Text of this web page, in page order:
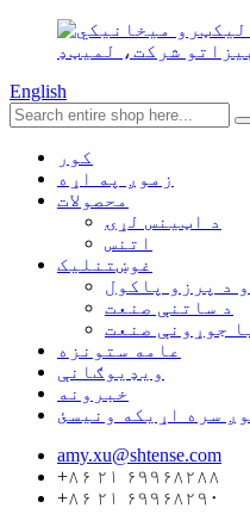
English
کور
زموږ په اړه
محصولات
د اټینس لړۍ
اتنس
غوښتنلیک
د پرزو پاکول
د ساتنې صنعت
جوړونې صنعت
عامه ستونزه
ویډیوګانې
خبرونه
سره اړیکه ونیسئ
amy.xu@shtense.com
+۸۶ ۲۱ ۶۹۹۶۸۲۸۸
+۸۶ ۲۱ ۶۹۹۶۸۲۹۰